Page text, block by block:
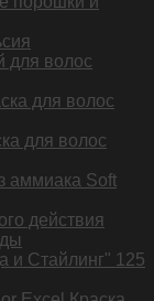
для волос
для волос
для волос
аммиака Soft
действия
и Стайлинг" 125